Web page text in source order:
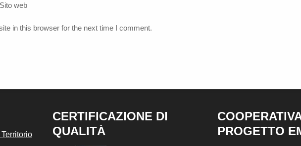
Sito web
in this browser for the next time I comment.
CERTIFICAZIONE DI
QUALITÀ
PROGETTO